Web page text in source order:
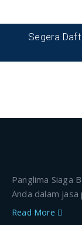
Segera
Panglima Siaga
Anda dalam jasa
Read More